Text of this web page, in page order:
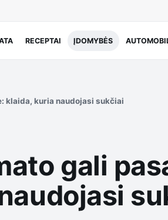
RECEPTAI ĮDOMYBĖS
klaida, kuria naudojasi sukčiai
gali